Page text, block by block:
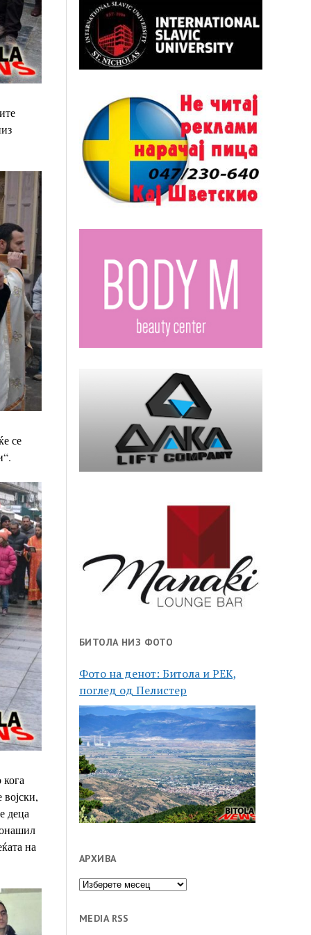
се
војски,
деца
на
БИТОЛА НИЗ ФОТО
Фото на денот: Битола и РЕК,
поглед од Пелистер
АРХИВА
Архива
MEDIA RSS